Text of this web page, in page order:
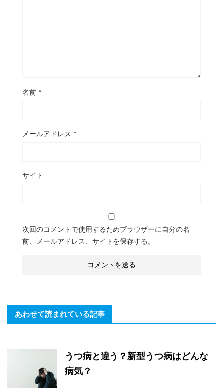
名前 *
メールアドレス *
サイト
次回のコメントで使用するためブラウザーに自分の名
前、メールアドレス、サイトを保存する。
あわせて読まれている記事
うつ病と違う？新型うつ病はどんな
病気？